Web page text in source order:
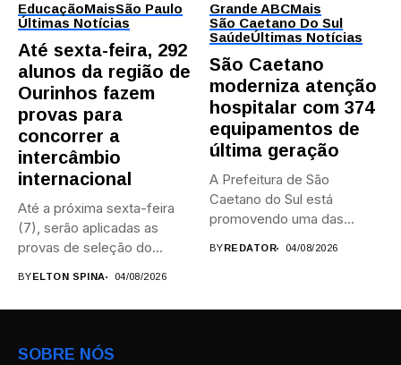
EducaçãoMaisSão Paulo
Últimas Notícias
Até sexta-feira, 292
alunos da região de
Ourinhos fazem
provas para
concorrer a
intercâmbio
internacional
Até a próxima sexta-feira
(7), serão aplicadas as
provas de seleção do...
BYELTON SPINA 04/08/2026
Grande ABCMais
São Caetano Do Sul
SaúdeÚltimas Notícias
São Caetano
moderniza atenção
hospitalar com 374
equipamentos de
última geração
A Prefeitura de São
Caetano do Sul está
promovendo uma das
BYREDATOR 04/08/2026
SOBRE NÓS